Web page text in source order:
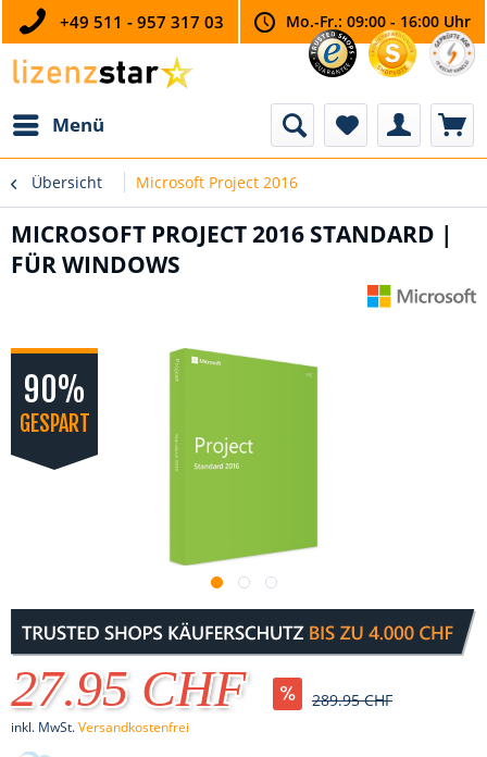
+49 511 - 957 317 03 Mo.-Fr.: 09:00 - 16:00 Uhr
Menü
Übersicht Microsoft Project 2016
MICROSOFT PROJECT 2016 STANDARD |
FÜR WINDOWS
90%
GESPART
27.95 CHF 289.95 CHF
inkl. MwSt.Versandkostenfrei